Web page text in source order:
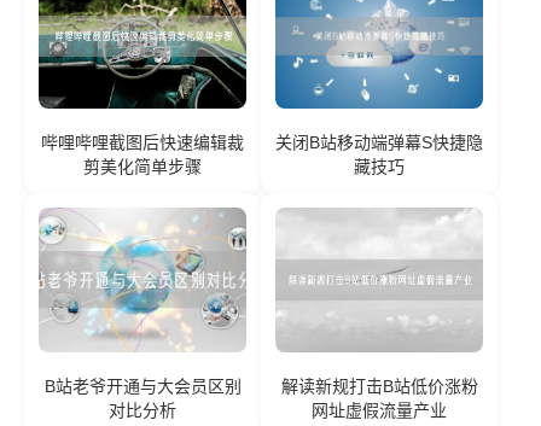
哔哩哔哩截图后快速编辑裁
剪美化简单步骤
关闭B站移动端弹幕S快捷隐
藏技巧
B站老爷开通与大会员区别
对比分析
解读新规打击B站低价涨粉
网址虚假流量产业